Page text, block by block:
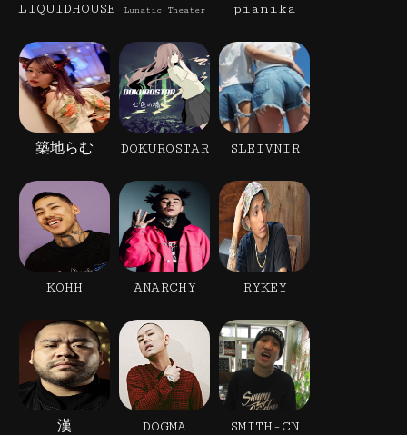
LIQUIDHOUSE Lunatic Theater pianika
築地らむ DOKUROSTAR SLEIVNIR
KOHH ANARCHY RYKEY
漢 DOGMA SMITH-CN